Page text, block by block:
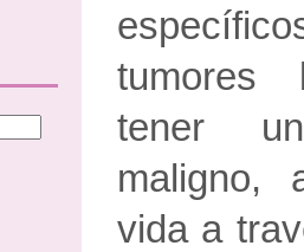
tumores
tener un
maligno,
vida a